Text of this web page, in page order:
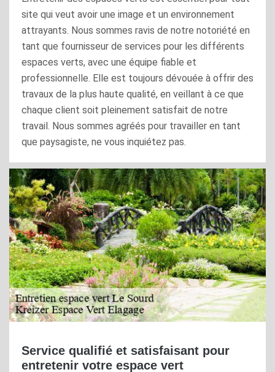
site qui veut avoir une image et un environnement
attrayants. Nous sommes ravis de notre notoriété en
tant que fournisseur de services pour les différents
espaces verts, avec une équipe fiable et
professionnelle. Elle est toujours dévouée à offrir des
travaux de la plus haute qualité, en veillant à ce que
chaque client soit pleinement satisfait de notre
travail. Nous sommes agréés pour travailler en tant
que paysagiste, ne vous inquiétez pas.
Service qualifié et satisfaisant pour
entretenir votre espace vert